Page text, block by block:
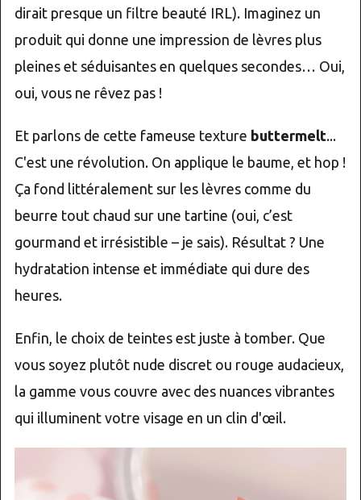
dirait presque un filtre beauté IRL). Imaginez un
produit qui donne une impression de lèvres plus
pleines et séduisantes en quelques secondes… Oui,
oui, vous ne rêvez pas !
Et parlons de cette fameuse texture buttermelt...
C'est une révolution. On applique le baume, et hop !
Ça fond littéralement sur les lèvres comme du
beurre tout chaud sur une tartine (oui, c’est
gourmand et irrésistible – je sais). Résultat ? Une
hydratation intense et immédiate qui dure des
heures.
Enfin, le choix de teintes est juste à tomber. Que
vous soyez plutôt nude discret ou rouge audacieux,
la gamme vous couvre avec des nuances vibrantes
qui illuminent votre visage en un clin d'œil.